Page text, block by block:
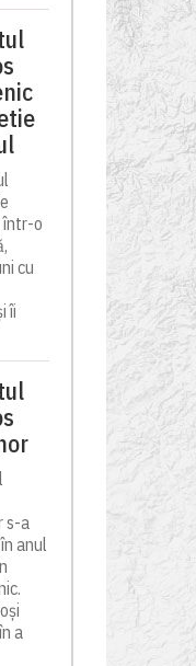
într-o
cu
îi
s-a
anul
a